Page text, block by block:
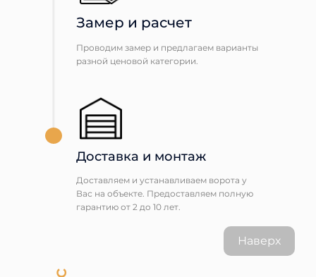
Доставка и монтаж
Доставляем и устанавливаем ворота у
Вас на объекте. Предоставляем полную
гарантию от 2 до 10 лет.
Замер и расчет
Проводим замер и предлагаем варианты
разной ценовой категории.
Наверх